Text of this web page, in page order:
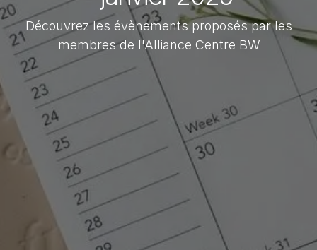
Découvrez les évènements proposés par les
membres de l'Alliance Centre BW